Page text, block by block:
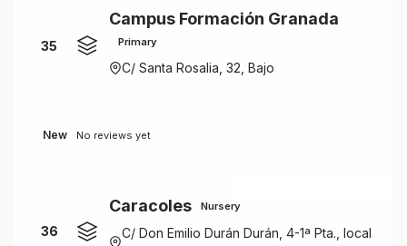
35
Campus Formación Granada
Primary
C/ Santa Rosalia, 32, Bajo
New No reviews yet
36
Caracoles Nursery
C/ Don Emilio Durán Durán, 4-1ª Pta., local